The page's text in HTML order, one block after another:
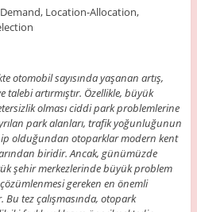
Location-Allocation,
otomobil sayısında yaşanan artış,
artırmıştır. Özellikle, büyük
olması ciddi park problemlerine
park alanları, trafik yoğunluğunun
olduğundan otoparklar modern kent
biridir. Ancak, günümüzde
şehir merkezlerinde büyük problem
gereken en önemli
tez çalışmasında, otopark